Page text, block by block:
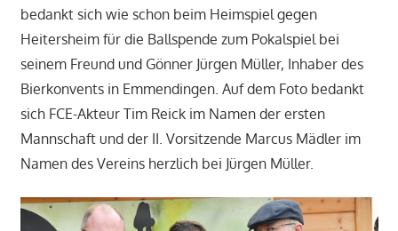
bedankt sich wie schon beim Heimspiel gegen
Heitersheim für die Ballspende zum Pokalspiel bei
seinem Freund und Gönner Jürgen Müller, Inhaber des
Bierkonvents in Emmendingen. Auf dem Foto bedankt
sich FCE-Akteur Tim Reick im Namen der ersten
Mannschaft und der II. Vorsitzende Marcus Mädler im
Namen des Vereins herzlich bei Jürgen Müller.